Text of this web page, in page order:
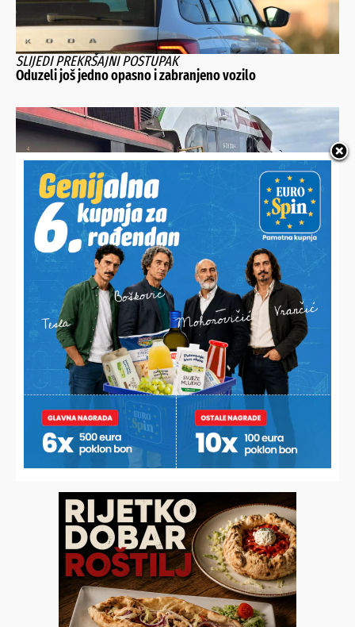
SLIJEDI PREKRŠAJNI POSTUPAK
Oduzeli još jedno opasno i zabranjeno vozilo
NOVI DETALJI SUDARA VLAKOVA
Ozlijeđeno 25 osoba, putničkim vlakom upravljao 61-
godišnjak, teretnim 20-godišnjak